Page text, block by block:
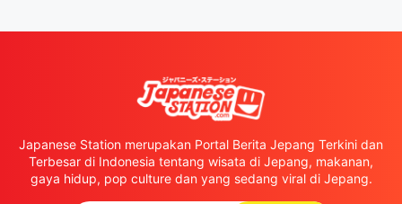
Japanese Station merupakan Portal Berita Jepang Terkini dan
Terbesar di Indonesia tentang wisata di Jepang, makanan,
gaya hidup, pop culture dan yang sedang viral di Jepang.